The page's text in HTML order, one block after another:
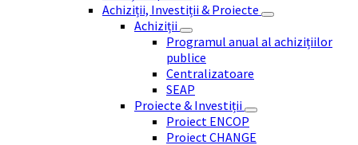
Achiziții, Investiții & Proiecte
Achiziții
Programul anual al achizițiilor
publice
Centralizatoare
SEAP
Proiecte & Investiții
Proiect ENCOP
Proiect CHANGE